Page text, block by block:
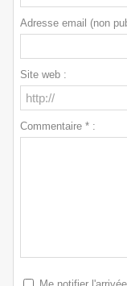
Adresse email (non
Site web :
Commentaire * :